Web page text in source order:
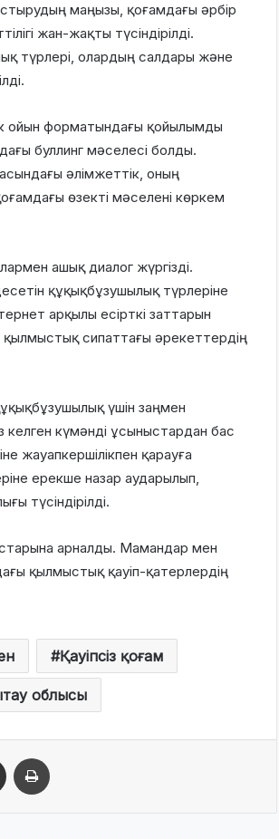
маңызы, қоғамдағы әрбір
жан-жақты түсіндірілді.
түрлері, олардың салдары және
ойын форматындағы қойылымды
буллинг мәселесі болды.
әлімжеттік, оның
өзекті мәселені көркем
ашық диалог жүргізді.
құқықбұзушылық түрлеріне
арқылы есірткі заттарын
сипаттағы әрекеттердің
үшін заңмен
келген күмәнді ұсыныстардан бас
жауапкершілікпен қарауға
ерекше назар аударылып,
түсіндірілді.
арналды. Мамандар мен
қылмыстық қауіп-қатерлердің
Қауіпсіз қоғам
облысы